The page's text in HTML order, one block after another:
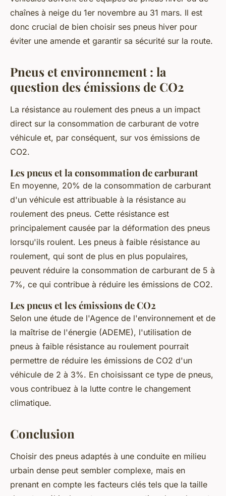
chaînes à neige du 1er novembre au 31 mars. Il est
donc crucial de bien choisir ses pneus hiver pour
éviter une amende et garantir sa sécurité sur la route.
Pneus et environnement : la
question des émissions de CO2
La résistance au roulement des pneus a un impact
direct sur la consommation de carburant de votre
véhicule et, par conséquent, sur vos émissions de
CO2.
Les pneus et la consommation de carburant
En moyenne, 20% de la consommation de carburant
d'un véhicule est attribuable à la résistance au
roulement des pneus. Cette résistance est
principalement causée par la déformation des pneus
lorsqu'ils roulent. Les pneus à faible résistance au
roulement, qui sont de plus en plus populaires,
peuvent réduire la consommation de carburant de 5 à
7%, ce qui contribue à réduire les émissions de CO2.
Les pneus et les émissions de CO2
Selon une étude de l'Agence de l'environnement et de
la maîtrise de l'énergie (ADEME), l'utilisation de
pneus à faible résistance au roulement pourrait
permettre de réduire les émissions de CO2 d'un
véhicule de 2 à 3%. En choisissant ce type de pneus,
vous contribuez à la lutte contre le changement
climatique.
Conclusion
Choisir des pneus adaptés à une conduite en milieu
urbain dense peut sembler complexe, mais en
prenant en compte les facteurs clés tels que la taille